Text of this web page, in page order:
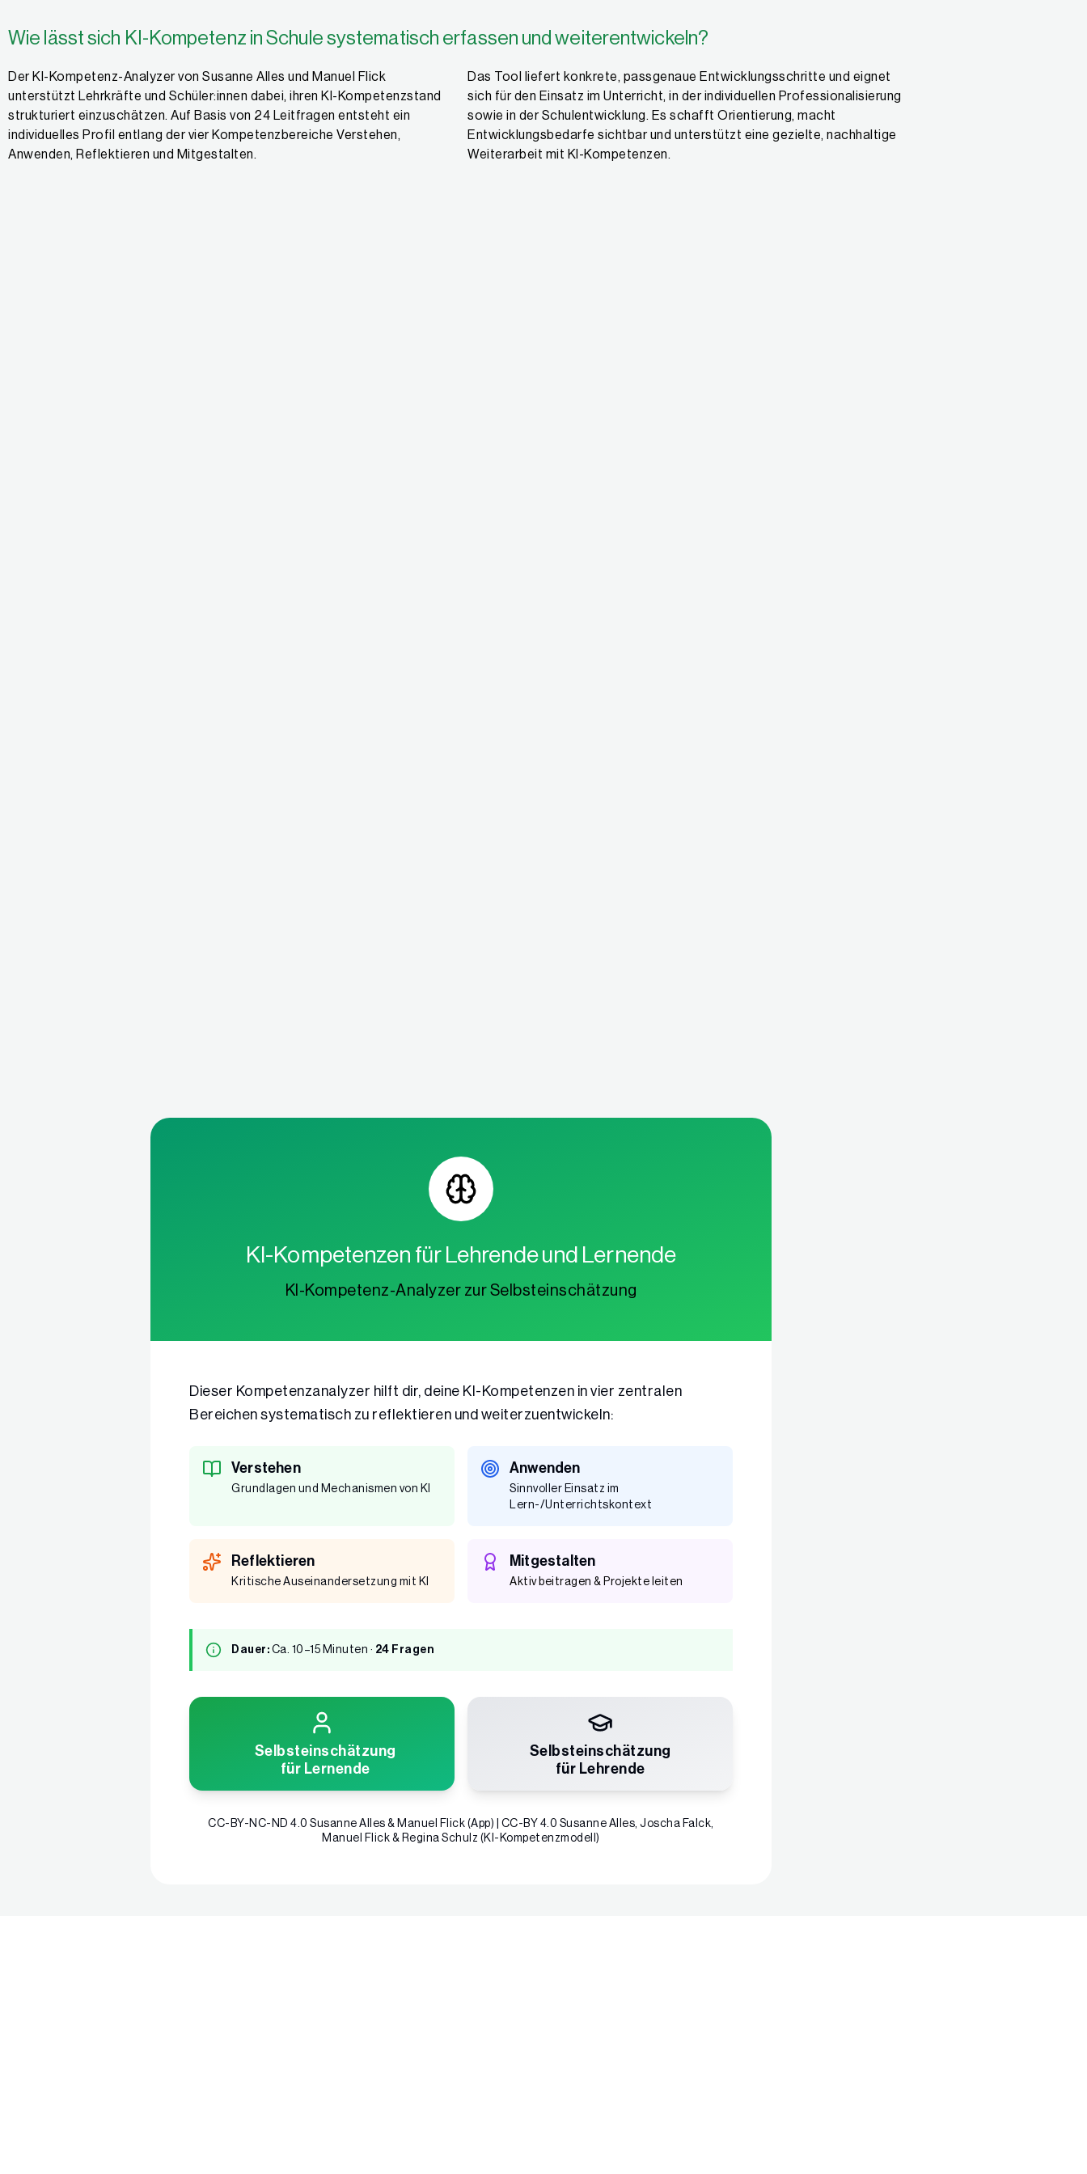
Wie lässt sich KI-Kompetenz in Schule systematisch erfassen und weiterentwickeln?
Der KI-Kompetenz-Analyzer von Susanne Alles und Manuel Flick
unterstützt Lehrkräfte und Schüler:innen dabei, ihren KI-Kompetenzstand
strukturiert einzuschätzen. Auf Basis von 24 Leitfragen entsteht ein
individuelles Profil entlang der vier Kompetenzbereiche Verstehen,
Anwenden, Reflektieren und Mitgestalten.
Das Tool liefert konkrete, passgenaue Entwicklungsschritte und eignet
sich für den Einsatz im Unterricht, in der individuellen Professionalisierung
sowie in der Schulentwicklung. Es schafft Orientierung, macht
Entwicklungsbedarfe sichtbar und unterstützt eine gezielte, nachhaltige
Weiterarbeit mit KI-Kompetenzen.
KI-Kompetenzen für Lehrende und Lernende
KI-Kompetenz-Analyzer zur Selbsteinschätzung
Dieser Kompetenzanalyzer hilft dir, deine KI-Kompetenzen in vier zentralen
Bereichen systematisch zu reflektieren und weiterzuentwickeln:
Verstehen
Grundlagen und Mechanismen von KI
Anwenden
Sinnvoller Einsatz im
Lern-/Unterrichtskontext
Reflektieren
Kritische Auseinandersetzung mit KI
Mitgestalten
Aktiv beitragen & Projekte leiten
Dauer: Ca. 10–15 Minuten · 24 Fragen
Selbsteinschätzung
für Lernende
Selbsteinschätzung
für Lehrende
CC-BY-NC-ND 4.0 Susanne Alles & Manuel Flick (App) | CC-BY 4.0 Susanne Alles, Joscha Falck,
Manuel Flick & Regina Schulz (KI-Kompetenzmodell)